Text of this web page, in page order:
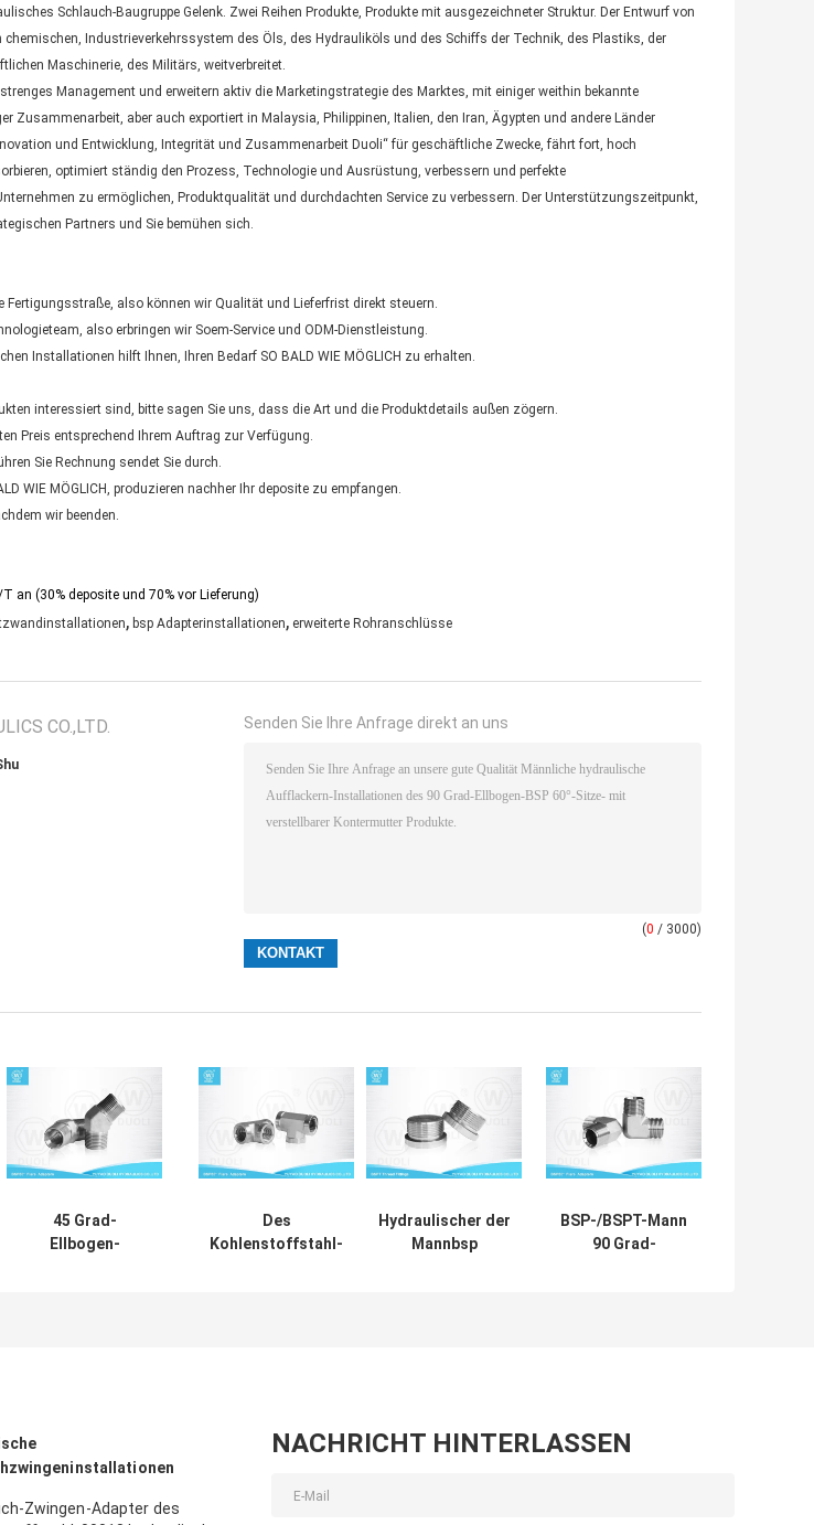
Schlauch-Baugruppe Gelenk. Zwei Reihen Produkte, Produkte mit ausgezeichneter Struktur. Der Entwurf von
chemischen, Industrieverkehrssystem des Öls, des Hydrauliköls und des Schiffs der Technik, des Plastiks, der
Maschinerie, des Militärs, weitverbreitet.
Management und erweitern aktiv die Marketingstrategie des Marktes, mit einiger weithin bekannte
Zusammenarbeit, aber auch exportiert in Malaysia, Philippinen, Italien, den Iran, Ägypten und andere Länder
und Entwicklung, Integrität und Zusammenarbeit Duoli“ für geschäftliche Zwecke, fährt fort, hoch
optimiert ständig den Prozess, Technologie und Ausrüstung, verbessern und perfekte
zu ermöglichen, Produktqualität und durchdachten Service zu verbessern. Der Unterstützungszeitpunkt,
Partners und Sie bemühen sich.
Fertigungsstraße, also können wir Qualität und Lieferfrist direkt steuern.
also erbringen wir Soem-Service und ODM-Dienstleistung.
Installationen hilft Ihnen, Ihren Bedarf SO BALD WIE MÖGLICH zu erhalten.
interessiert sind, bitte sagen Sie uns, dass die Art und die Produktdetails außen zögern.
Preis entsprechend Ihrem Auftrag zur Verfügung.
Sie Rechnung sendet Sie durch.
WIE MÖGLICH, produzieren nachher Ihr deposite zu empfangen.
wir beenden.
an (30% deposite und 70% vor Lieferung)
, bsp Adapterinstallationen, erweiterte Rohranschlüsse
CO.,LTD. Senden Sie Ihre Anfrage direkt an uns
(0 / 3000)
45 Grad-
Ellbogen-
Des
Kohlenstoffstahl-
Hydraulischer der
Mannbsp
BSP-/BSPT-Mann
90 Grad-
Zwingen-Adapter des
NACHRICHT HINTERLASSEN